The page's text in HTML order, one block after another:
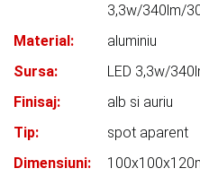
3,3w/340lm/
Material:
aluminiu
Sursa:
LED 3,3w/
Finisaj:
alb si auriu
Tip:
spot aparent
Dimensiuni: